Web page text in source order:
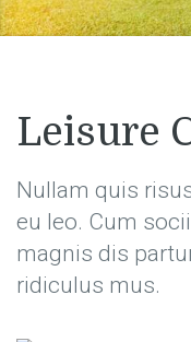
Leisure
Nullam quis
eu leo. Cum
magnis dis
ridiculus mus.